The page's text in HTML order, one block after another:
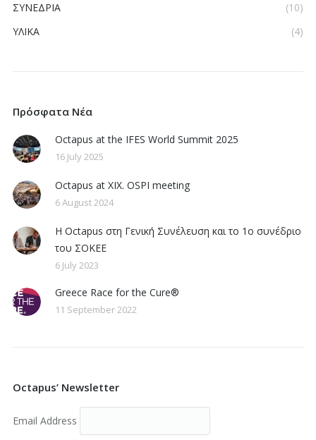
ΣΥΝΕΔΡΙΑ
(10)
ΥΛΙΚΑ
(4)
Πρόσφατα Νέα
Octapus at the IFES World Summit 2025
16 July 2025
Octapus at XIX. OSPI meeting
6 August 2024
Η Octapus στη Γενική Συνέλευση και το 1ο συνέδριο
του ΣΟΚΕΕ
6 July 2023
Greece Race for the Cure®
11 September 2022
Octapus’ Newsletter
Email Address